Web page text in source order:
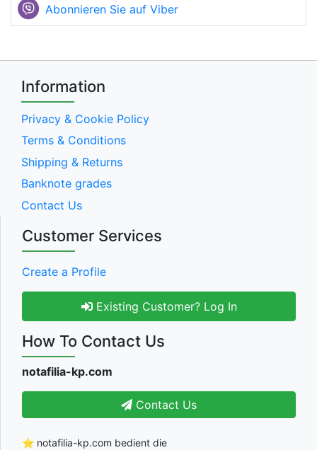
Abonnieren Sie auf Viber
Information
Privacy & Cookie Policy
Terms & Conditions
Shipping & Returns
Banknote grades
Contact Us
Customer Services
Create a Profile
Existing Customer? Log In
How To Contact Us
notafilia-kp.com
Contact Us
⭐ notafilia-kp.com bedient die